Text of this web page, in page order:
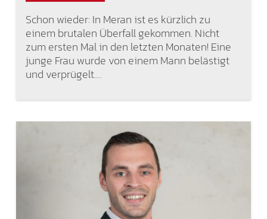
Schon wieder: In Meran ist es kürzlich zu
einem brutalen Überfall gekommen. Nicht
zum ersten Mal in den letzten Monaten! Eine
junge Frau wurde von einem Mann belästigt
und verprügelt.…